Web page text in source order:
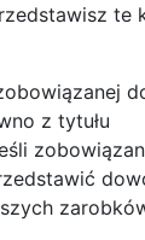
te
z tytułu